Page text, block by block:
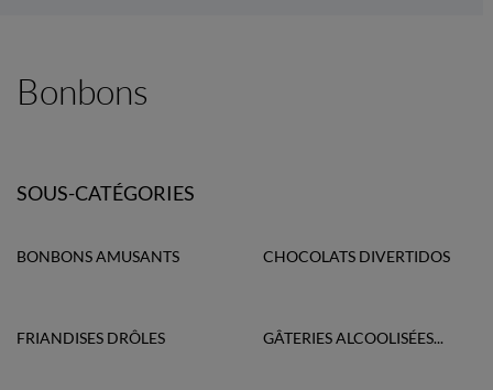
Bonbons
SOUS-CATÉGORIES
BONBONS AMUSANTS CHOCOLATS DIVERTIDOS
FRIANDISES DRÔLES GÂTERIES ALCOOLISÉES...